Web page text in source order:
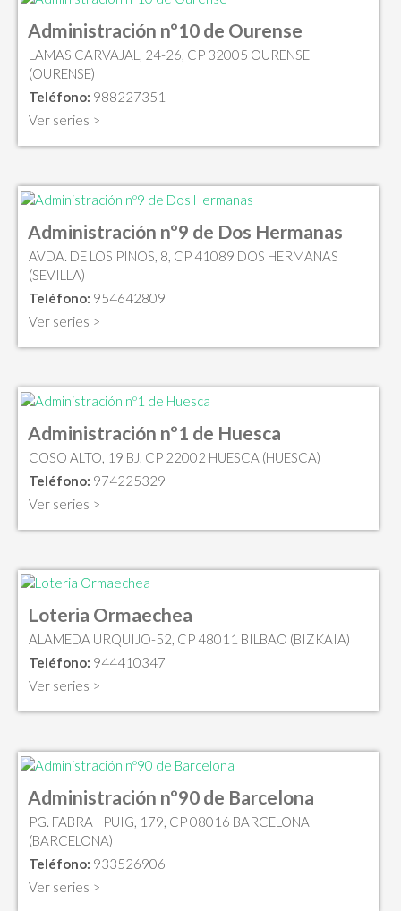
Administración nº10 de Ourense
LAMAS CARVAJAL, 24-26, CP 32005 OURENSE
(OURENSE)
Teléfono: 988227351
Ver series >
Administración nº9 de Dos Hermanas
AVDA. DE LOS PINOS, 8, CP 41089 DOS HERMANAS
(SEVILLA)
Teléfono: 954642809
Ver series >
Administración nº1 de Huesca
COSO ALTO, 19 BJ, CP 22002 HUESCA (HUESCA)
Teléfono: 974225329
Ver series >
Loteria Ormaechea
ALAMEDA URQUIJO-52, CP 48011 BILBAO (BIZKAIA)
Teléfono: 944410347
Ver series >
Administración nº90 de Barcelona
PG. FABRA I PUIG, 179, CP 08016 BARCELONA
(BARCELONA)
Teléfono: 933526906
Ver series >